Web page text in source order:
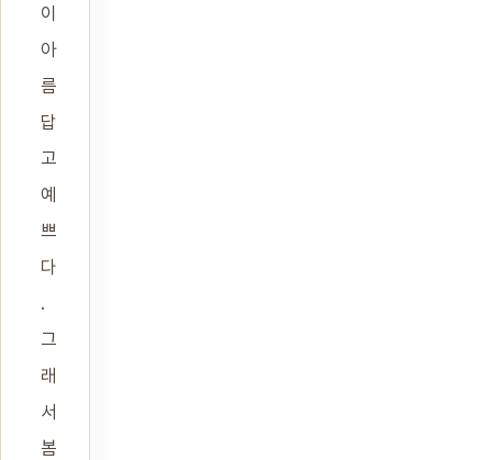
이
아
름
답
고
예
쁘
다
.
그
래
서
봄